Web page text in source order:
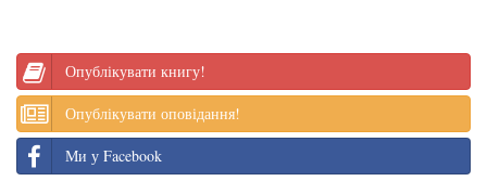
Опублікувати книгу!
Опублікувати оповідання!
Ми у Facebook